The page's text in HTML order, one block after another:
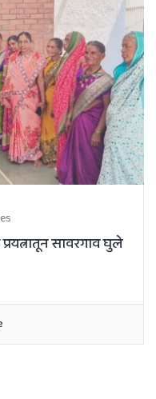
सावरगाव घुले